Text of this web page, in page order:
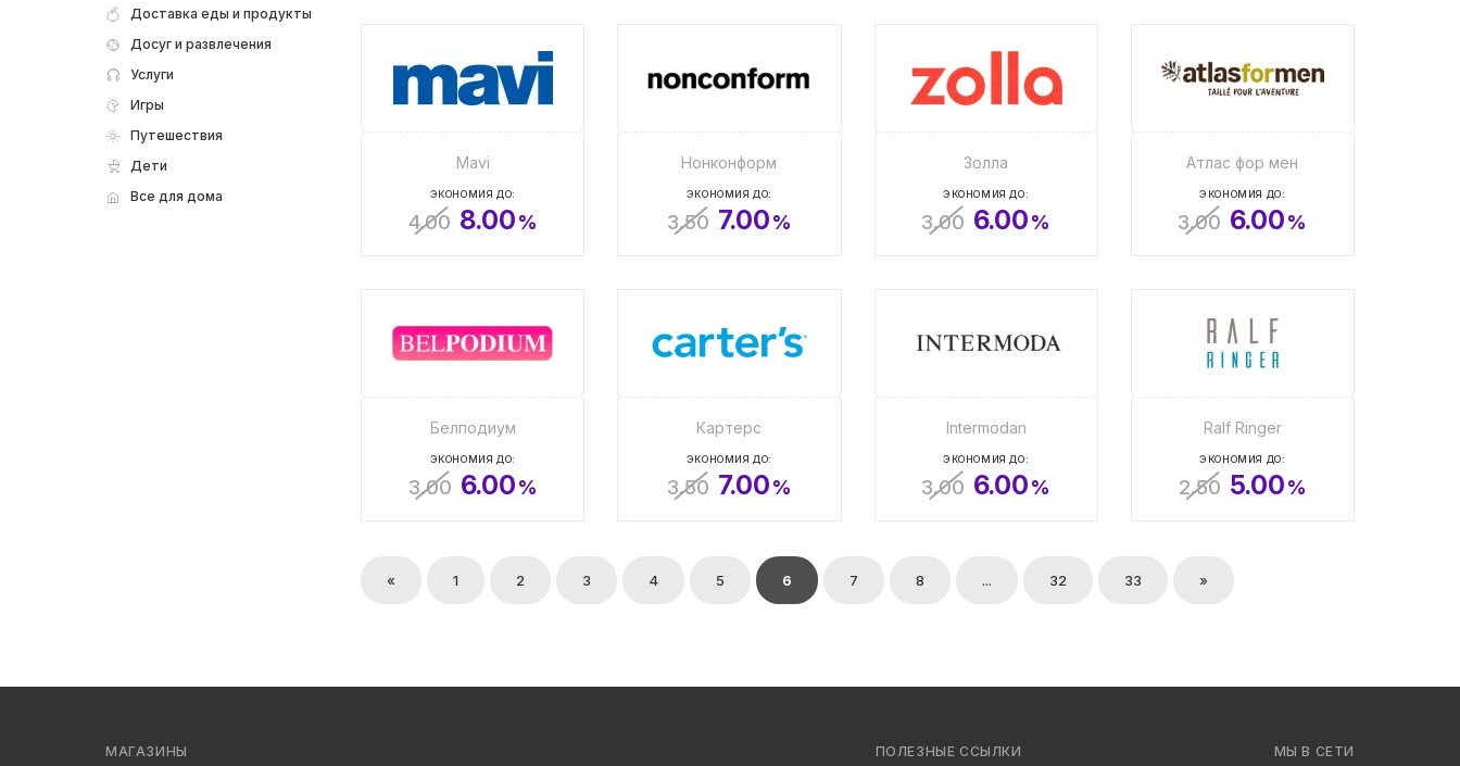
Доставка еды и продукты
Досуг и развлечения
Услуги
Игры
Путешествия
Дети
Все для дома
Mavi
ЭКОНОМИЯ ДО:
4.00 8.00%
Нонконформ
ЭКОНОМИЯ ДО:
3.50 7.00%
Золла
ЭКОНОМИЯ ДО:
3.00 6.00%
Атлас фор мен
ЭКОНОМИЯ ДО:
3.00 6.00%
Белподиум
ЭКОНОМИЯ ДО:
3.00 6.00%
Картерс
ЭКОНОМИЯ ДО:
3.50 7.00%
Intermodan
ЭКОНОМИЯ ДО:
3.00 6.00%
Ralf Ringer
ЭКОНОМИЯ ДО:
2.50 5.00%
« 1 2 3 4 5 6 7 8 ... 32 33 »
МАГАЗИНЫ ПОЛЕЗНЫЕ ССЫЛКИ МЫ В СЕТИ